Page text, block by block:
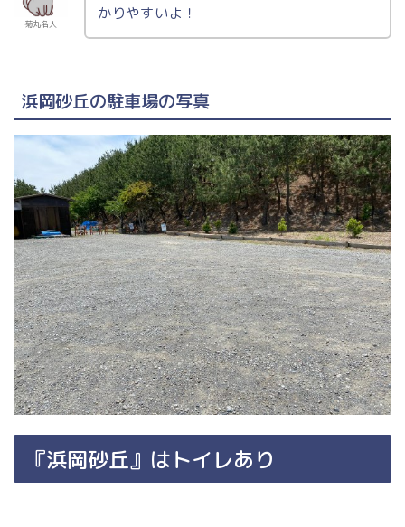
菊丸名人
かりやすいよ！
浜岡砂丘の駐車場の写真
『浜岡砂丘』はトイレあり